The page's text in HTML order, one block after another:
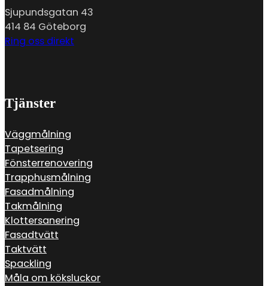
Sjupundsgatan 43
414 84 Göteborg
Ring oss direkt
Tjänster
Väggmålning
Tapetsering
Fönsterrenovering
Trapphusmålning
Fasadmålning
Takmålning
Klottersanering
Fasadtvätt
Taktvätt
Spackling
Måla om köksluckor